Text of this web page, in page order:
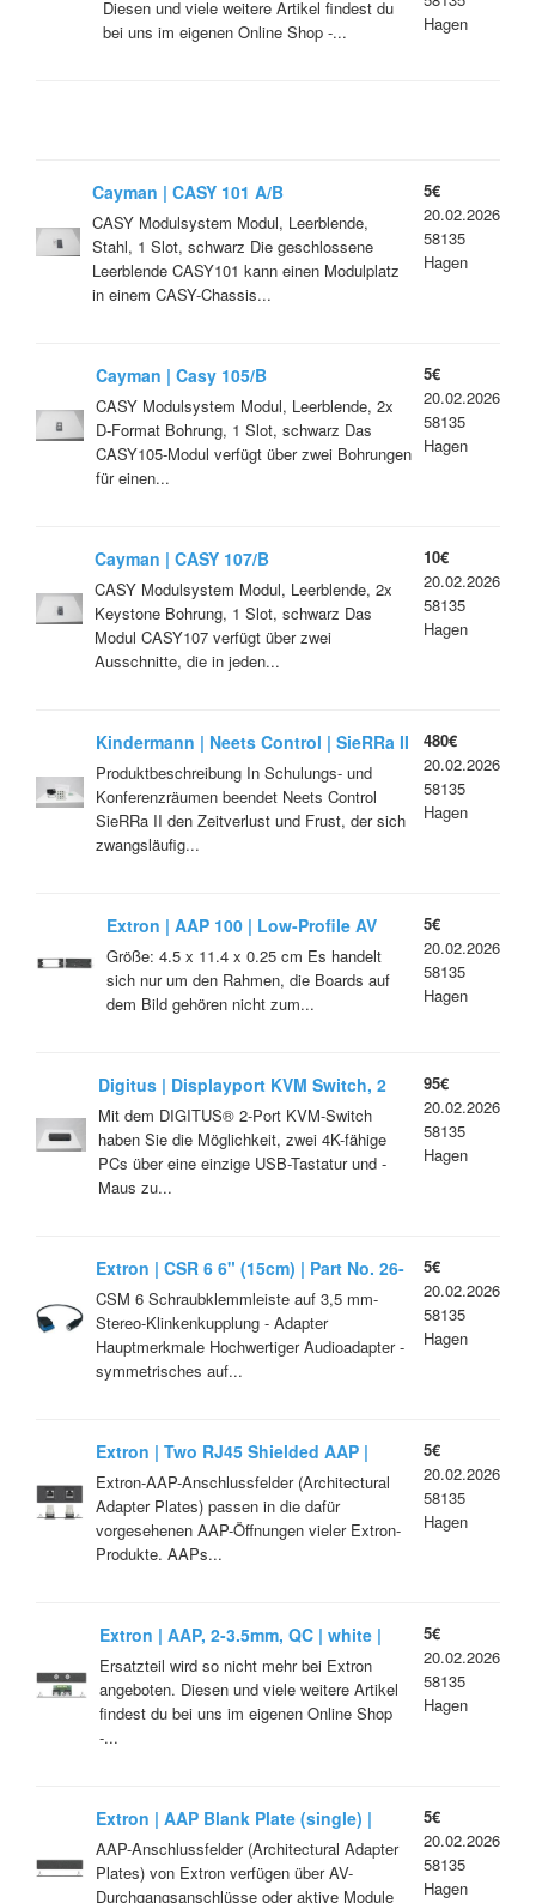
Diesen und viele weitere Artikel findest du
bei uns im eigenen Online Shop -...
Hagen
Cayman | CASY 101 A/B
CASY Modulsystem Modul, Leerblende,
Stahl, 1 Slot, schwarz Die geschlossene
Leerblende CASY101 kann einen Modulplatz
in einem CASY-Chassis...
5€
20.02.2026
58135
Hagen
Cayman | Casy 105/B
CASY Modulsystem Modul, Leerblende, 2x
D-Format Bohrung, 1 Slot, schwarz Das
CASY105-Modul verfügt über zwei Bohrungen
für einen...
5€
20.02.2026
58135
Hagen
Cayman | CASY 107/B
CASY Modulsystem Modul, Leerblende, 2x
Keystone Bohrung, 1 Slot, schwarz Das
Modul CASY107 verfügt über zwei
Ausschnitte, die in jeden...
10€
20.02.2026
58135
Hagen
Kindermann | Neets Control | SieRRa II
| Polarweiß
Produktbeschreibung In Schulungs- und
Konferenzräumen beendet Neets Control
SieRRa II den Zeitverlust und Frust, der sich
zwangsläufig...
480€
20.02.2026
58135
Hagen
Extron | AAP 100 | Low-Profile AV
Connectivity Mounting Frame | black
| Part No. 60-593-02
Größe: 4.5 x 11.4 x 0.25 cm Es handelt
sich nur um den Rahmen, die Boards auf
dem Bild gehören nicht zum...
5€
20.02.2026
58135
Hagen
Digitus | Displayport KVM Switch, 2
Port, 4K60Hz
Mit dem DIGITUS® 2-Port KVM-Switch
haben Sie die Möglichkeit, zwei 4K-fähige
PCs über eine einzige USB-Tastatur und -
Maus zu...
95€
20.02.2026
58135
Hagen
Extron | CSR 6 6" (15cm) | Part No. 26-
620-01 Rev.D3
CSM 6 Schraubklemmleiste auf 3,5 mm-
Stereo-Klinkenkupplung - Adapter
Hauptmerkmale Hochwertiger Audioadapter -
symmetrisches auf...
5€
20.02.2026
58135
Hagen
Extron | Two RJ45 Shielded AAP |
black | Part No. 70-100-14
Extron-AAP-Anschlussfelder (Architectural
Adapter Plates) passen in die dafür
vorgesehenen AAP-Öffnungen vieler Extron-
Produkte. AAPs...
5€
20.02.2026
58135
Hagen
Extron | AAP, 2-3.5mm, QC | white |
Part No. 70-331-21
Ersatzteil wird so nicht mehr bei Extron
angeboten. Diesen und viele weitere Artikel
findest du bei uns im eigenen Online Shop
-...
5€
20.02.2026
58135
Hagen
Extron | AAP Blank Plate (single) |
black | Part No. 70-090-11
AAP-Anschlussfelder (Architectural Adapter
Plates) von Extron verfügen über AV-
Durchgangsanschlüsse oder aktive Module
5€
20.02.2026
58135
Hagen